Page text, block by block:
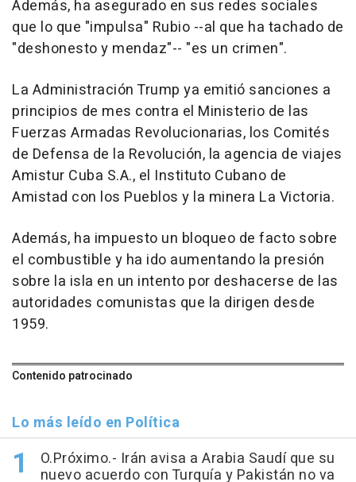
Además, ha asegurado en sus redes sociales
que lo que "impulsa" Rubio --al que ha tachado de
"deshonesto y mendaz"-- "es un crimen".
La Administración Trump ya emitió sanciones a
principios de mes contra el Ministerio de las
Fuerzas Armadas Revolucionarias, los Comités
de Defensa de la Revolución, la agencia de viajes
Amistur Cuba S.A., el Instituto Cubano de
Amistad con los Pueblos y la minera La Victoria.
Además, ha impuesto un bloqueo de facto sobre
el combustible y ha ido aumentando la presión
sobre la isla en un intento por deshacerse de las
autoridades comunistas que la dirigen desde
1959.
Contenido patrocinado
Lo más leído en Política
O.Próximo.- Irán avisa a Arabia Saudí que su
nuevo acuerdo con Turquía y Pakistán no va